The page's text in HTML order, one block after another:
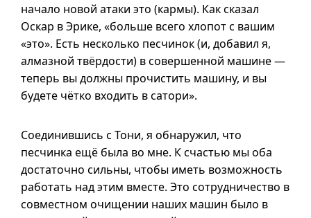
начало новой атаки это (кармы). Как сказал
Оскар в Эрике, «больше всего хлопот с вашим
«это». Есть несколько песчинок (и, добавил я,
алмазной твёрдости) в совершенной машине —
теперь вы должны прочистить машину, и вы
будете чётко входить в сатори».
Соединившись с Тони, я обнаружил, что
песчинка ещё была во мне. К счастью мы оба
достаточно сильны, чтобы иметь возможность
работать над этим вместе. Это сотрудничество в
совместном очищении наших машин было в